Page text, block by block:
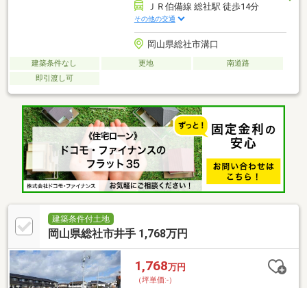
ＪＲ伯備線 総社駅 徒歩14分
その他の交通
岡山県総社市溝口
建築条件なし 更地
南道路
即引渡し可
建築条件付土地
岡山県総社市井手 1,768万円
1,768万円
（坪単価:-）